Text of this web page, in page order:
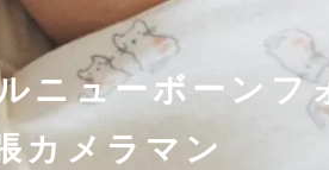
ニューボーンフ
カメラマン